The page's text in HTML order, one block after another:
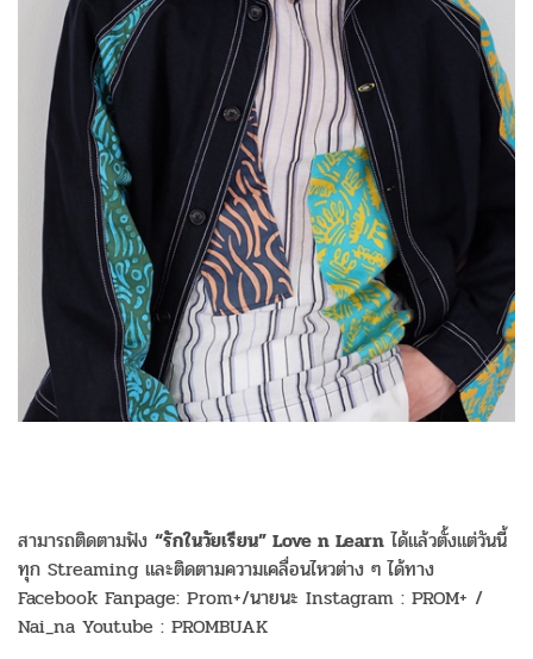
สามารถติดตามฟัง “รักในวัยเรียน” Love n Learn ได้แล้วตั้งแต่วันนี้
ทุก Streaming และติดตามความเคลื่อนไหวต่าง ๆ ได้ทาง
Facebook Fanpage: Prom+/นายนะ Instagram : PROM+ /
Nai_na Youtube : PROMBUAK